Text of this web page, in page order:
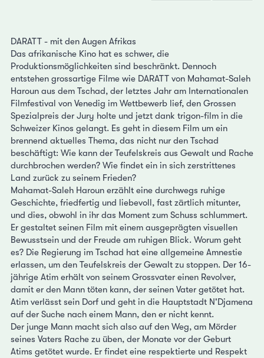
DARATT - mit den Augen Afrikas
Das afrikanische Kino hat es schwer, die
Produktionsmöglichkeiten sind beschränkt. Dennoch
entstehen grossartige Filme wie DARATT von Mahamat-Saleh
Haroun aus dem Tschad, der letztes Jahr am Internationalen
Filmfestival von Venedig im Wettbewerb lief, den Grossen
Spezialpreis der Jury holte und jetzt dank trigon-film in die
Schweizer Kinos gelangt. Es geht in diesem Film um ein
brennend aktuelles Thema, das nicht nur den Tschad
beschäftigt: Wie kann der Teufelskreis aus Gewalt und Rache
durchbrochen werden? Wie findet ein in sich zerstrittenes
Land zurück zu seinem Frieden?
Mahamat-Saleh Haroun erzählt eine durchwegs ruhige
Geschichte, friedfertig und liebevoll, fast zärtlich mitunter,
und dies, obwohl in ihr das Moment zum Schuss schlummert.
Er gestaltet seinen Film mit einem ausgeprägten visuellen
Bewusstsein und der Freude am ruhigen Blick. Worum geht
es? Die Regierung im Tschad hat eine allgemeine Amnestie
erlassen, um den Teufelskreis der Gewalt zu stoppen. Der 16-
jährige Atim erhält von seinem Grossvater einen Revolver,
damit er den Mann töten kann, der seinen Vater getötet hat.
Atim verlässt sein Dorf und geht in die Hauptstadt N'Djamena
auf der Suche nach einem Mann, den er nicht kennt.
Der junge Mann macht sich also auf den Weg, am Mörder
seines Vaters Rache zu üben, der Monate vor der Geburt
Atims getötet wurde. Er findet eine respektierte und Respekt